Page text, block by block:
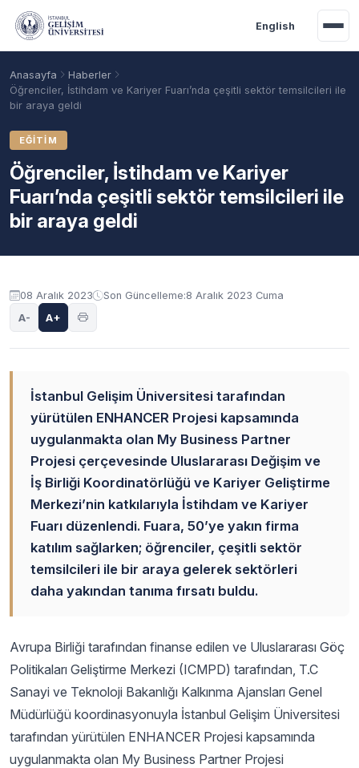
Ana içeriğe geç
English
Anasayfa
Haberler
Öğrenciler, İstihdam ve Kariyer Fuarı’nda çeşitli sektör temsilcileri ile
bir araya geldi
EĞITIM
Öğrenciler, İstihdam ve Kariyer
Fuarı’nda çeşitli sektör temsilcileri ile
bir araya geldi
08 Aralık 2023 Son Güncelleme:8 Aralık 2023 Cuma
A- A+
İstanbul Gelişim Üniversitesi tarafından
yürütülen ENHANCER Projesi kapsamında
uygulanmakta olan My Business Partner
Projesi çerçevesinde Uluslararası Değişim ve
İş Birliği Koordinatörlüğü ve Kariyer Geliştirme
Merkezi’nin katkılarıyla İstihdam ve Kariyer
Fuarı düzenlendi. Fuara, 50’ye yakın firma
katılım sağlarken; öğrenciler, çeşitli sektör
temsilcileri ile bir araya gelerek sektörleri
daha yakından tanıma fırsatı buldu.
Avrupa Birliği tarafından finanse edilen ve Uluslararası Göç
Politikaları Geliştirme Merkezi (ICMPD) tarafından, T.C
Sanayi ve Teknoloji Bakanlığı Kalkınma Ajansları Genel
Müdürlüğü koordinasyonuyla İstanbul Gelişim Üniversitesi
tarafından yürütülen ENHANCER Projesi kapsamında
uygulanmakta olan My Business Partner Projesi